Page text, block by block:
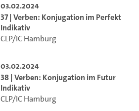
03.02.2024
37 | Verben: Konjugation im Perfekt
Indikativ
CLP/IC Hamburg
03.02.2024
38 | Verben: Konjugation im Futur
Indikativ
CLP/IC Hamburg